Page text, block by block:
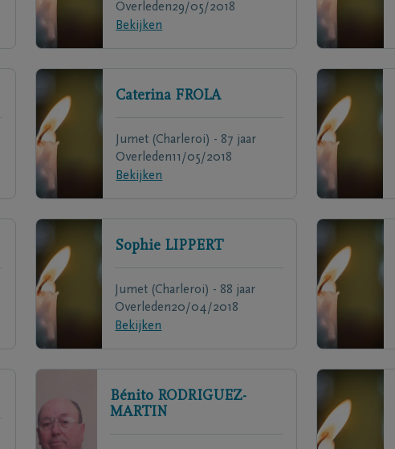
Overleden29/05/2018
Bekijken
Caterina FROLA
Jumet (Charleroi) - 87 jaar
Overleden11/05/2018
Bekijken
Sophie LIPPERT
Jumet (Charleroi) - 88 jaar
Overleden20/04/2018
Bekijken
Bénito RODRIGUEZ-
MARTIN